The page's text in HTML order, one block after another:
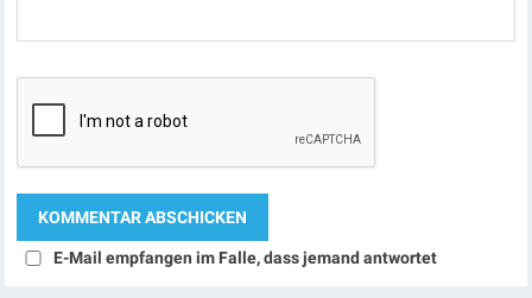
E-Mail empfangen im Falle, dass jemand antwortet